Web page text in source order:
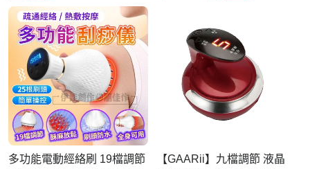
多功能電動經絡刷 19檔調節
【GAARii】九檔調節 液晶